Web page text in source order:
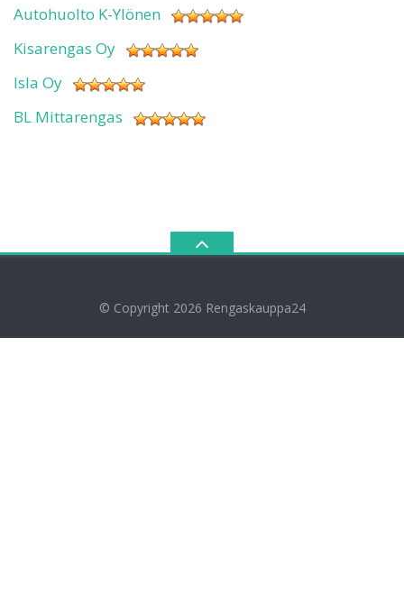
Autohuolto K-Ylönen
Kisarengas Oy
Isla Oy
BL Mittarengas
© Copyright 2026 Rengaskauppa24